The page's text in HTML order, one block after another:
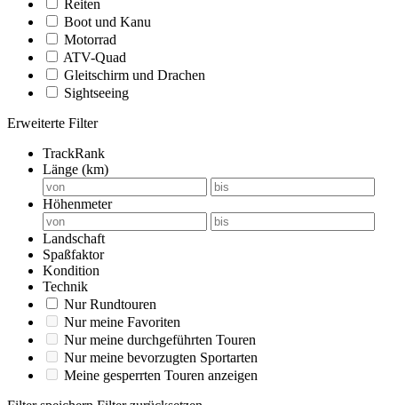
Reiten
Boot und Kanu
Motorrad
ATV-Quad
Gleitschirm und Drachen
Sightseeing
Erweiterte Filter
TrackRank
Länge (km)
Höhenmeter
Landschaft
Spaßfaktor
Kondition
Technik
Nur Rundtouren
Nur meine Favoriten
Nur meine durchgeführten Touren
Nur meine bevorzugten Sportarten
Meine gesperrten Touren anzeigen